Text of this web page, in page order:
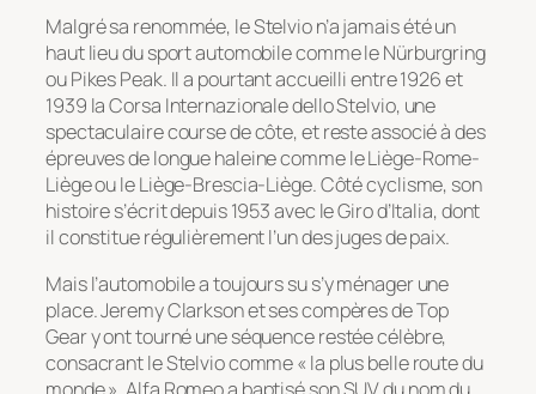
Malgré sa renommée, le Stelvio n’a jamais été un
haut lieu du sport automobile comme le Nürburgring
ou Pikes Peak. Il a pourtant accueilli entre 1926 et
1939 la Corsa Internazionale dello Stelvio, une
spectaculaire course de côte, et reste associé à des
épreuves de longue haleine comme le Liège-Rome-
Liège ou le Liège-Brescia-Liège. Côté cyclisme, son
histoire s’écrit depuis 1953 avec le Giro d’Italia, dont
il constitue régulièrement l’un des juges de paix.
Mais l’automobile a toujours su s’y ménager une
place. Jeremy Clarkson et ses compères de Top
Gear y ont tourné une séquence restée célèbre,
consacrant le Stelvio comme « la plus belle route du